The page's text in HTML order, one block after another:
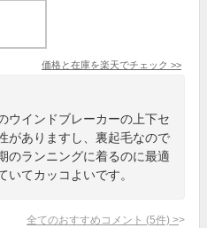
価格と在庫を楽天でチェック >>
ウインドブレーカーの上下セ
がありますし、裏起毛なので
のランニングに着るのに最適
いてカッコよいです。
全てのおすすめコメント (5件) >